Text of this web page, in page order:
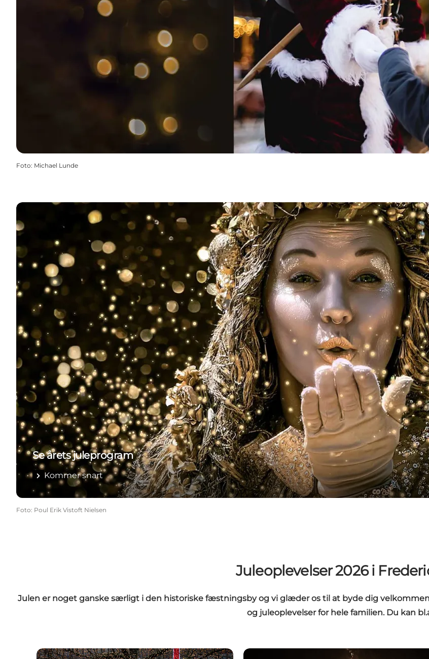
Foto: Michael Lunde
Se programmet her
Se årets juleprogram
Kommer snart
Foto: Poul Erik Vistoft Nielsen
Juleoplevelser 2026 i
Julen er noget ganske særligt i den historiske fæstningsby og vi glæder os til at byde dig
og juleoplevelser for hele familien. Du kan
Køre gratis rundt i hestevogn Se ildshows og juleartister